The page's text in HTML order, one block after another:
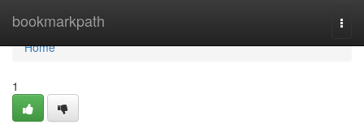
bookmarkpath
Home
Home
1